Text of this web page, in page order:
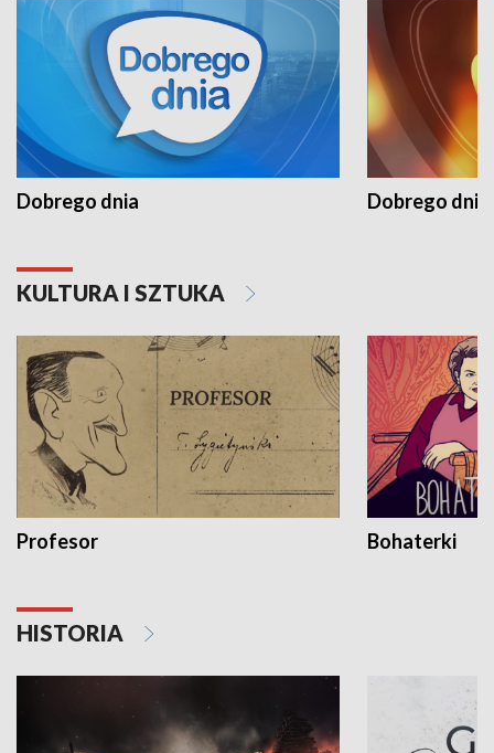
Dobrego dnia Dobrego dnia
KULTURA I SZTUKA
Profesor Bohaterki
HISTORIA